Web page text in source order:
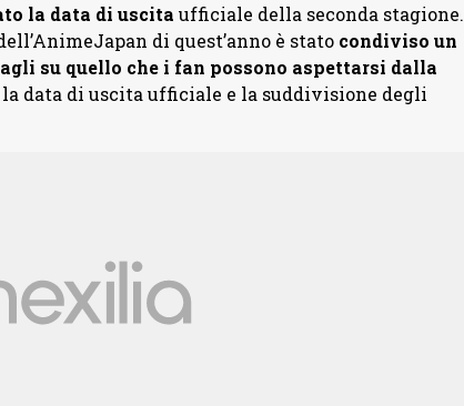
la data di uscita ufficiale della seconda stagione.
di quest’anno è stato condiviso un
su quello che i fan possono aspettarsi dalla
data di uscita ufficiale e la suddivisione degli